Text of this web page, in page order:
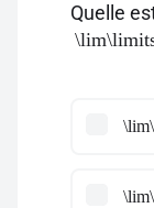
Quelle